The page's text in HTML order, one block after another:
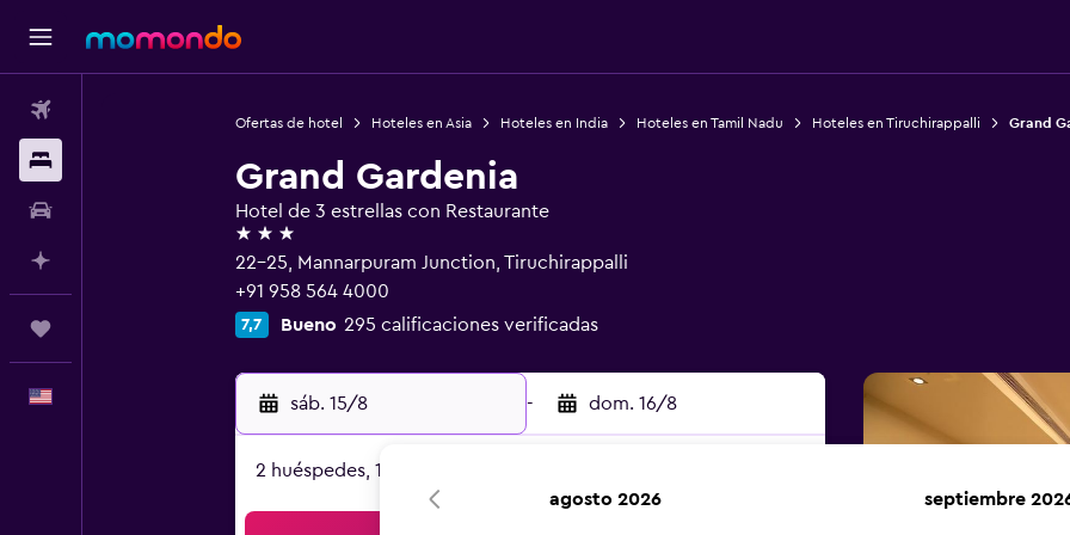
Ofertas de hotel Hoteles en Asia Hoteles en India Hoteles en Tamil Nadu Hoteles en Tiruchirappalli Grand
Grand Gardenia
Hotel de 3 estrellas con Restaurante
3 estrellas
22-25, Mannarpuram Junction, Tiruchirappalli
+91 958 564 4000
7,7 Bueno 295 calificaciones verificadas
sáb. 15/8 - dom. 16/8
2 huéspedes, 1 habitación
agosto 2026 septiembre